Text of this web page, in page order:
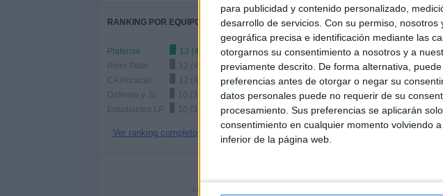
para publicidad y contenido personalizado,
desarrollo de servicios. Con su permiso, nosotros
geográfica precisa e identificación mediante las
otorgarnos su consentimiento a nosotros y a
previamente descrito. De forma alternativa,
preferencias antes de otorgar o negar su
datos personales puede no requerir de su
procesamiento. Sus preferencias se aplicarán
consentimiento en cualquier momento volviendo
inferior de la página web.
RANKING POR EQUIPOS
Platense
13 (4.36%)
River Plate
12 (4.03%)
CA Huracán
12 (4.03%)
10 (3.36%)
Estudiantes LP
10 (3.36%)
Ver ranking completo
RANKING POR
Primera División Argentina
Copa de la Liga Argentina
Copa Libertadores
Copa Sudamericana
Copa Argentina
LUNES